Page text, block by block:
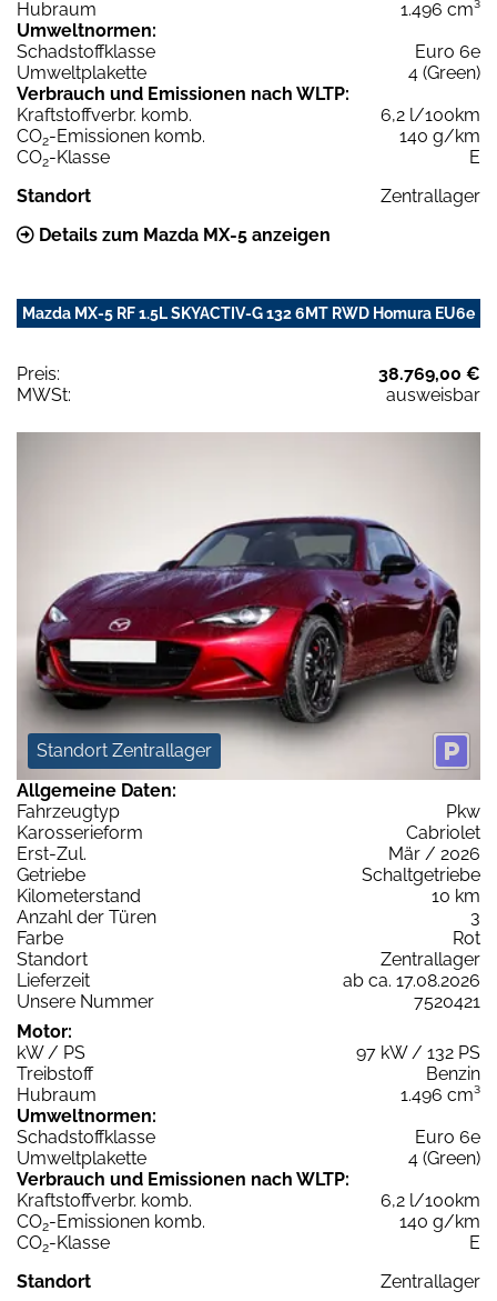
Hubraum
1.496 cm³
Umweltnormen:
Schadstoffklasse
Euro 6e
Umweltplakette
4 (Green)
Verbrauch und Emissionen nach WLTP:
Kraftstoffverbr. komb.
6,2 l/100km
CO2-Emissionen komb.
140 g/km
CO2-Klasse
E
Standort
Zentrallager
Details zum Mazda MX-5 anzeigen
Mazda MX-5 RF 1.5L SKYACTIV-G 132 6MT RWD Homura EU6e
Preis:
38.769,00 €
MWSt:
ausweisbar
Standort Zentrallager
Allgemeine Daten:
Fahrzeugtyp
Pkw
Karosserieform
Cabriolet
Erst-Zul.
Mär / 2026
Getriebe
Schaltgetriebe
Kilometerstand
10 km
Anzahl der Türen
3
Farbe
Rot
Standort
Zentrallager
Lieferzeit
ab ca. 17.08.2026
Unsere Nummer
7520421
Motor:
kW / PS
97 kW / 132 PS
Treibstoff
Benzin
Hubraum
1.496 cm³
Umweltnormen:
Schadstoffklasse
Euro 6e
Umweltplakette
4 (Green)
Verbrauch und Emissionen nach WLTP:
Kraftstoffverbr. komb.
6,2 l/100km
CO2-Emissionen komb.
140 g/km
CO2-Klasse
E
Standort
Zentrallager